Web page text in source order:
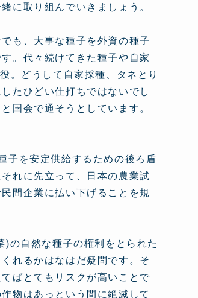
に取り組んでいきましょう。
も、大事な種子を外資の種子
。代々続けてきた種子や自家
。どうして自家採種、タネとり
たひどい仕打ちではないでし
国会で通そうとしています。
子を安定供給するための後ろ盾
れに先立って、日本の農業試
間企業に払い下げることを規
の自然な種子の権利をとられた
れるかはなはだ疑問です。そ
ばとてもリスクが高いことで
物はあっという間に絶滅して